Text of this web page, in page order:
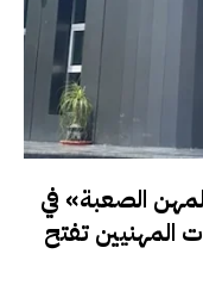
الصعبة» في
المهنيين تفتح